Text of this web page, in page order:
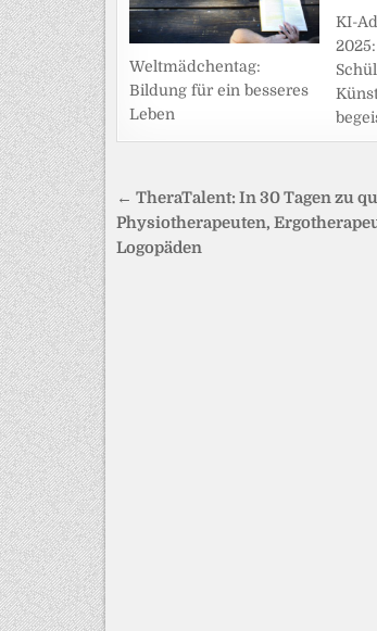
Weltmädchentag:
Bildung für ein besseres
Leben
KI-
← TheraTalent: In 30 Tagen zu
Physiotherapeuten,
Logopäden